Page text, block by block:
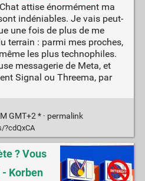
attise énormément ma
indéniables. Je vais peut-
une fois de plus de me
terrain : parmi mes proches,
les plus technophiles.
messagerie de Meta, et
Signal ou Threema, par
GMT+2 * · permalink
? Vous
Korben